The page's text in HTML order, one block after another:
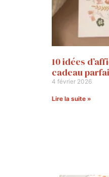
10 idées
cadeau
4 février 2026
Lire la suite »